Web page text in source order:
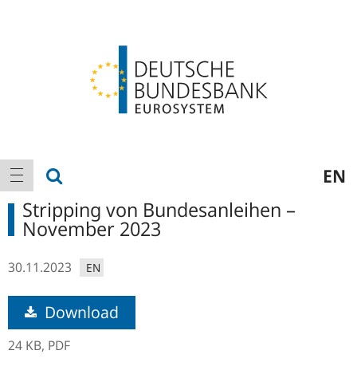
Hauptnavigation
Navigation anzeigen EN
Stripping von Bundesanleihen –
November 2023
30.11.2023 EN
Download
24 KB, PDF